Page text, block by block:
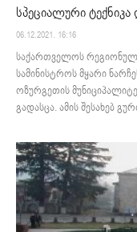
სპეციალური
06.12.2021. 16:16
საქართველოს
სამინისტროს მყარი
ოზურგეთის
გადასცა. ამის შესახებ